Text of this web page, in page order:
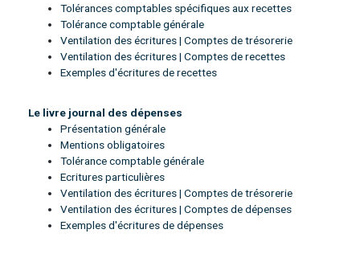
Tolérances comptables spécifiques aux recettes
Tolérance comptable générale
Ventilation des écritures | Comptes de trésorerie
Ventilation des écritures | Comptes de recettes
Exemples d'écritures de recettes
Le livre journal des dépenses
Présentation générale
Mentions obligatoires
Tolérance comptable générale
Ecritures particulières
Ventilation des écritures | Comptes de trésorerie
Ventilation des écritures | Comptes de dépenses
Exemples d'écritures de dépenses